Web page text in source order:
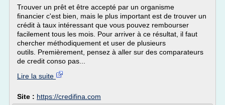
Trouver un prêt et être accepté par un organisme
financier c'est bien, mais le plus important est de trouver un
crédit à taux intéressant que vous pouvez rembourser
facilement tous les mois. Pour arriver à ce résultat, il faut
chercher méthodiquement et user de plusieurs
outils. Premièrement, pensez à aller sur des comparateurs
de credit conso pas...
Lire la suite
Site : https://credifina.com